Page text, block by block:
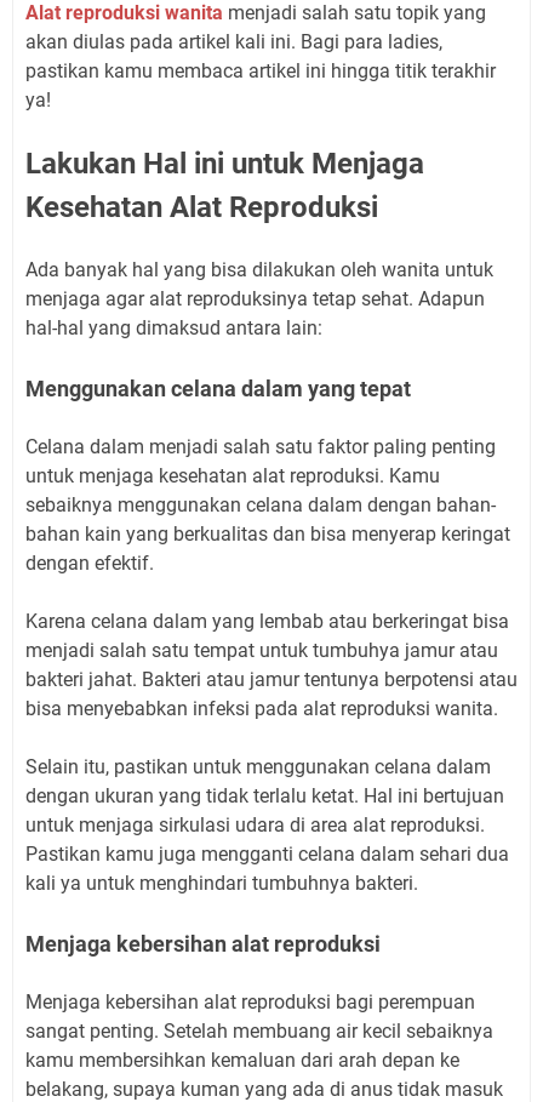
Alat reproduksi wanita menjadi salah satu topik yang
akan diulas pada artikel kali ini. Bagi para ladies,
pastikan kamu membaca artikel ini hingga titik terakhir
ya!
Lakukan Hal ini untuk Menjaga
Kesehatan Alat Reproduksi
Ada banyak hal yang bisa dilakukan oleh wanita untuk
menjaga agar alat reproduksinya tetap sehat. Adapun
hal-hal yang dimaksud antara lain:
Menggunakan celana dalam yang tepat
Celana dalam menjadi salah satu faktor paling penting
untuk menjaga kesehatan alat reproduksi. Kamu
sebaiknya menggunakan celana dalam dengan bahan-
bahan kain yang berkualitas dan bisa menyerap keringat
dengan efektif.
Karena celana dalam yang lembab atau berkeringat bisa
menjadi salah satu tempat untuk tumbuhya jamur atau
bakteri jahat. Bakteri atau jamur tentunya berpotensi atau
bisa menyebabkan infeksi pada alat reproduksi wanita.
Selain itu, pastikan untuk menggunakan celana dalam
dengan ukuran yang tidak terlalu ketat. Hal ini bertujuan
untuk menjaga sirkulasi udara di area alat reproduksi.
Pastikan kamu juga mengganti celana dalam sehari dua
kali ya untuk menghindari tumbuhnya bakteri.
Menjaga kebersihan alat reproduksi
Menjaga kebersihan alat reproduksi bagi perempuan
sangat penting. Setelah membuang air kecil sebaiknya
kamu membersihkan kemaluan dari arah depan ke
belakang, supaya kuman yang ada di anus tidak masuk